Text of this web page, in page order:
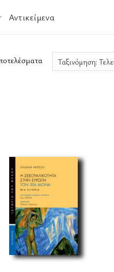
Αντικείμενα
Sorted